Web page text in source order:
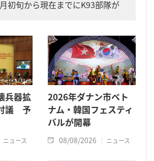
初旬から現在までにK93部隊が
兵器拡
議 予
ニュース
2026年ダナン市ベト
ナム・韓国フェスティ
バルが開幕
08/08/2026 ニュース